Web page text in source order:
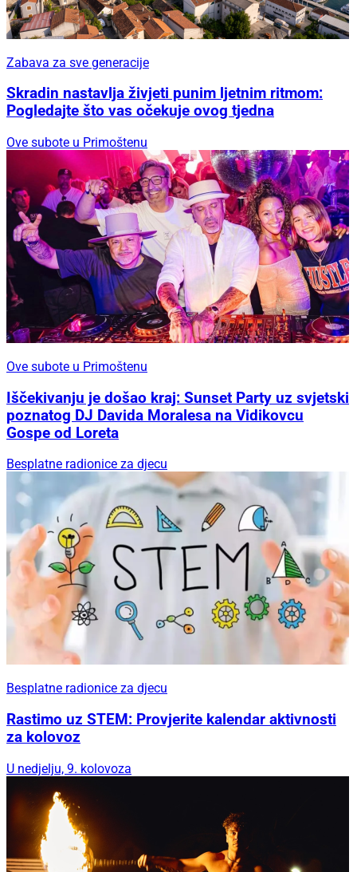
Zabava za sve generacije
Skradin nastavlja živjeti punim ljetnim ritmom:
Pogledajte što vas očekuje ovog tjedna
Ove subote u Primoštenu
Ove subote u Primoštenu
Iščekivanju je došao kraj: Sunset Party uz svjetski
poznatog DJ Davida Moralesa na Vidikovcu
Gospe od Loreta
Besplatne radionice za djecu
Besplatne radionice za djecu
Rastimo uz STEM: Provjerite kalendar aktivnosti
za kolovoz
U nedjelju, 9. kolovoza